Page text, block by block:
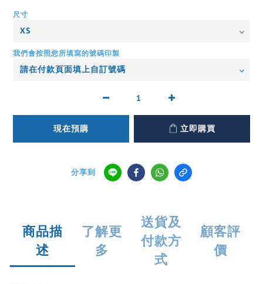
尺寸
我們會按照您所填寫的號碼印製
現在預購 立即購買
分享到
商品描
述
了解更
多
送貨及
付款方
式
顧客評
價